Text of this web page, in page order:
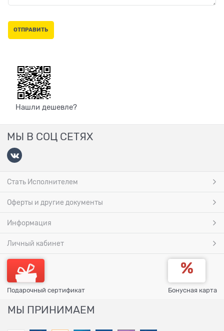
Нашли дешевле?
МЫ В СОЦ СЕТЯХ
Стать Исполнителем
Оферты и другие документы
Информация
Личный кабинет
Подарочный сертификат Бонусная карта
МЫ ПРИНИМАЕМ